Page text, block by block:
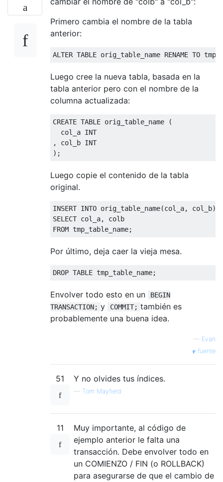
Primero cambia el nombre de la tabla
anterior:
ALTER TABLE orig_table_name RENAME TO
Luego cree la nueva tabla, basada en la
tabla anterior pero con el nombre de la
columna actualizada:
CREATE TABLE orig_table_name
(
,
);
Luego copie el contenido de la tabla
original.
INSERT INTO orig_table_name(col_a, col_b)
SELECT col_a,
FROM tmp_table_name;
Por último, deja caer la vieja mesa.
DROP TABLE tmp_table_name;
Envolver todo esto en un
BEGIN
TRANSACTION; y COMMIT; también es
probablemente una buena idea.
— Evan
fuente
51 Y no olvides tus índices.
— Tom Mayfield
11
Muy importante, al código de
ejemplo anterior le falta una
transacción. Debe envolver todo en
un COMIENZO / FIN (o ROLLBACK)
para asegurarse de que el cambio de